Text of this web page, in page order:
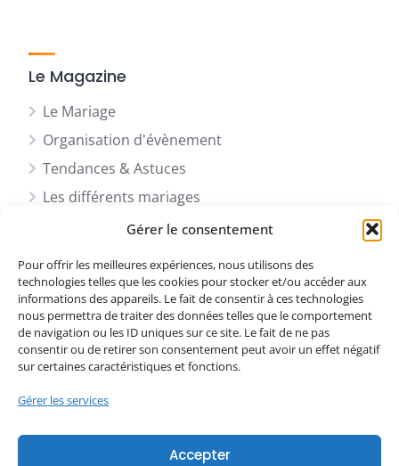
Gérer le consentement
Pour offrir les meilleures expériences, nous utilisons des
technologies telles que les cookies pour stocker et/ou accéder aux
informations des appareils. Le fait de consentir à ces technologies
nous permettra de traiter des données telles que le comportement
de navigation ou les ID uniques sur ce site. Le fait de ne pas
consentir ou de retirer son consentement peut avoir un effet négatif
sur certaines caractéristiques et fonctions.
Gérer les services
Accepter
Le Magazine
Le Mariage
Organisation d'évènement
Tendances & Astuces
Les différents mariages
Social
Facebook
LinkedIn